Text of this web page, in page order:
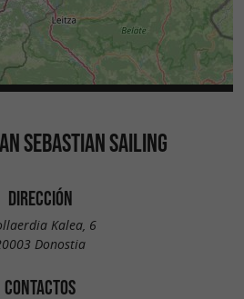
SEBASTIAN SAILING
DIRECCIÓN
Kalea, 6
Donostia
CONTACTOS